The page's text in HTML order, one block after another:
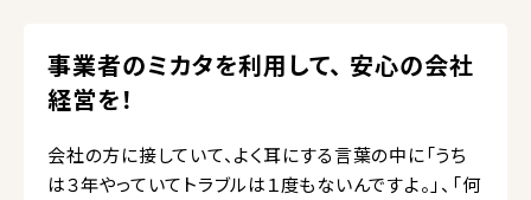
事業者のミカタを利用して、 安心の会社
経営を！
会社の方に接していて、よく耳にする言葉の中に「うち
は３年やっていてトラブルは１度もないんですよ。」、「何